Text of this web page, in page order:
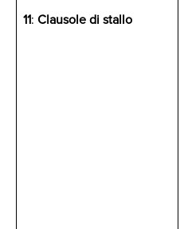
11: Clausole di stallo